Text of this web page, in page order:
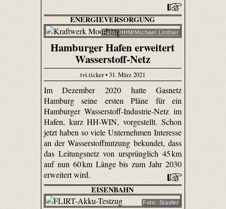
ENERGIEVERSORGUNG
Foto: HHM/Michael Lindner
Hamburger Hafen erweitert
Wasserstoff-Netz
tvi.ticker • 31. März 2021
Im Dezember 2020 hatte Gasnetz
Hamburg seine ersten Pläne für ein
Hamburger Wasserstoff-Industrie-Netz im
Hafen, kurz HH-WIN, vorgestellt. Schon
jetzt haben so viele Unternehmen Interesse
an der Wasserstoffnutzung bekundet, dass
das Leitungsnetz von ursprünglich 45 km
auf nun 60 km Länge bis zum Jahr 2030
erweitert wird.
EISENBAHN
Foto: Stadler